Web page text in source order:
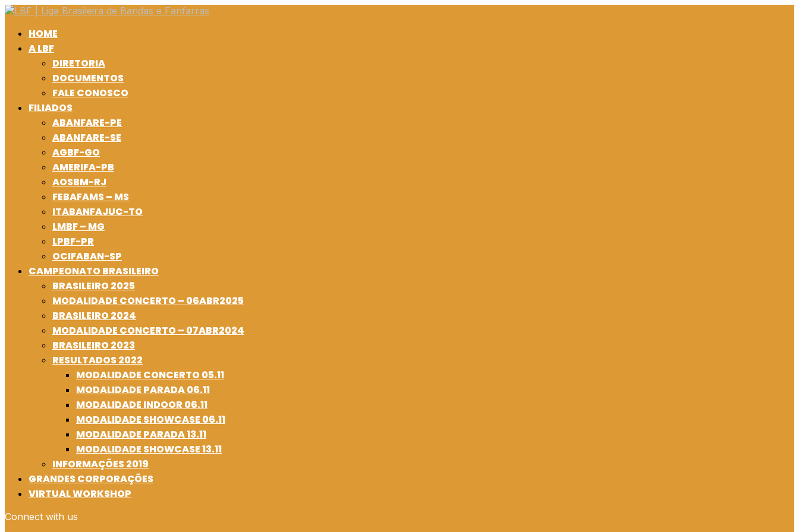
HOME
A LBF
DIRETORIA
DOCUMENTOS
FALE CONOSCO
FILIADOS
ABANFARE-PE
ABANFARE-SE
AGBF-GO
AMERIFA-PB
AOSBM-RJ
FEBAFAMS – MS
ITABANFAJUC-TO
LMBF – MG
LPBF-PR
OCIFABAN-SP
CAMPEONATO BRASILEIRO
BRASILEIRO 2025
MODALIDADE CONCERTO – 06ABR2025
BRASILEIRO 2024
MODALIDADE CONCERTO – 07ABR2024
BRASILEIRO 2023
RESULTADOS 2022
MODALIDADE CONCERTO 05.11
MODALIDADE PARADA 06.11
MODALIDADE INDOOR 06.11
MODALIDADE SHOWCASE 06.11
MODALIDADE PARADA 13.11
MODALIDADE SHOWCASE 13.11
INFORMAÇÕES 2019
GRANDES CORPORAÇÕES
VIRTUAL WORKSHOP
Connect with us